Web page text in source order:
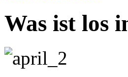
Was ist los